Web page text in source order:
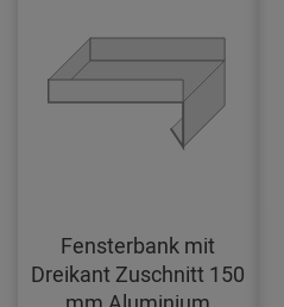
Fensterbank mit
Dreikant Zuschnitt 150